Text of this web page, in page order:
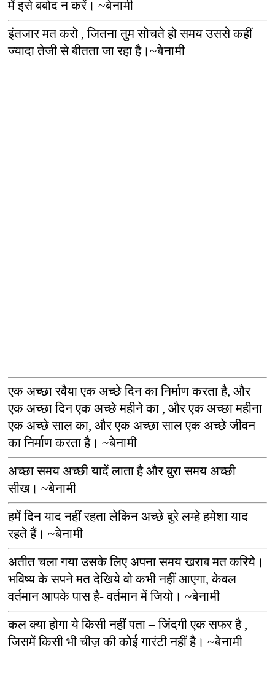
में इसे बर्बाद न करें।~बेनामी
इंतजार मत करो ,जितना तुम सोचते हो समय उससे कहीं
ज्यादा तेजी से बीतता जा रहा है।~बेनामी
एक अच्छा रवैया एक अच्छे दिन का निर्माण करता है,और
एक अच्छा दिन एक अच्छे महीने का ,और एक अच्छा महीना
एक अच्छे साल का,और एक अच्छा साल एक अच्छे जीवन
का निर्माण करता है।~बेनामी
अच्छा समय अच्छी यादें लाता है और बुरा समय अच्छी
सीख।~बेनामी
हमें दिन याद नहीं रहता लेकिन अच्छे बुरे लम्हे हमेशा याद
रहते हैं।~बेनामी
अतीत चला गया उसके लिए अपना समय खराब मत करिये।
भविष्य के सपने मत देखिये वो कभी नहीं आएगा,केवल
वर्तमान आपके पास है- वर्तमान में जियो।~बेनामी
कल क्या होगा ये किसी नहीं पता – जिंदगी एक सफर है ,
जिसमें किसी भी चीज़ की कोई गारंटी नहीं है।~बेनामी